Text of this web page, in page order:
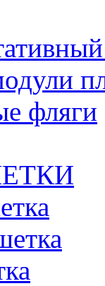
фляги